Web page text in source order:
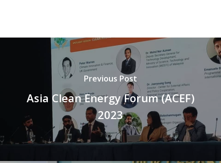
Previous Post
Asia Clean Energy Forum (ACEF)
2023